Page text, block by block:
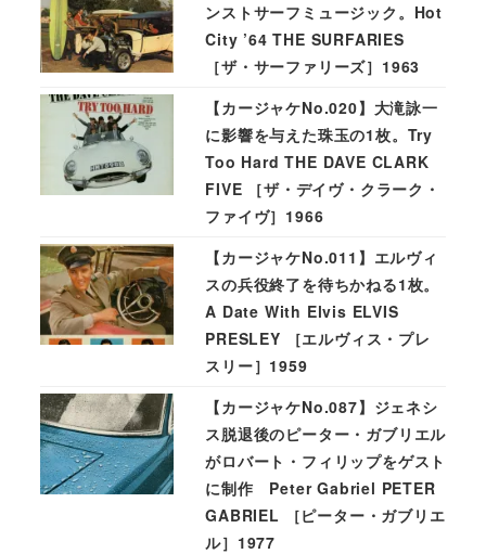
ンストサーフミュージック。Hot
City ’64 THE SURFARIES
［ザ・サーファリーズ］1963
【カージャケNo.020】大滝詠一
に影響を与えた珠玉の1枚。Try
Too Hard THE DAVE CLARK
FIVE ［ザ・デイヴ・クラーク・
ファイヴ］1966
【カージャケNo.011】エルヴィ
スの兵役終了を待ちかねる1枚。
A Date With Elvis ELVIS
PRESLEY ［エルヴィス・プレ
スリー］1959
【カージャケNo.087】ジェネシ
ス脱退後のピーター・ガブリエル
がロバート・フィリップをゲスト
に制作 Peter Gabriel PETER
GABRIEL ［ピーター・ガブリエ
ル］1977